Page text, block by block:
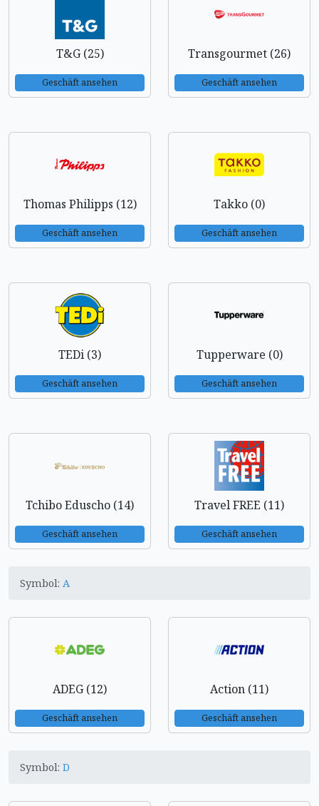
T&G (25)
Geschäft ansehen
Transgourmet (26)
Geschäft ansehen
Thomas Philipps (12)
Geschäft ansehen
Takko (0)
Geschäft ansehen
TEDi (3)
Geschäft ansehen
Tupperware (0)
Geschäft ansehen
Tchibo Eduscho (14)
Geschäft ansehen
Travel FREE (11)
Geschäft ansehen
Symbol: A
ADEG (12)
Geschäft ansehen
Action (11)
Geschäft ansehen
Symbol: D